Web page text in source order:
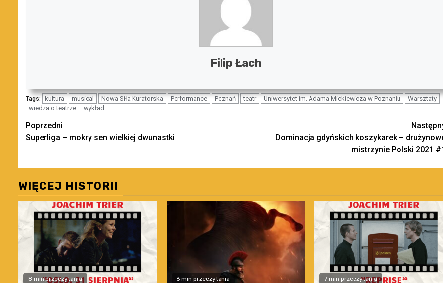
Filip Łach
Tags: kultura musical Nowa Siła Kuratorska Performance Poznań teatr Uniwersytet im. Adama Mickiewicza w Poznaniu
Warsztaty
wiedza o teatrze
wykład
Zobacz
wpisy
Poprzedni
Superliga – mokry sen wielkiej dwunastki
Dominacja gdyńskich koszykarek –
mistrzynie Polski 2021
WIĘCEJ HISTORII
8 min przeczytania 6 min przeczytania 7 min przeczytania